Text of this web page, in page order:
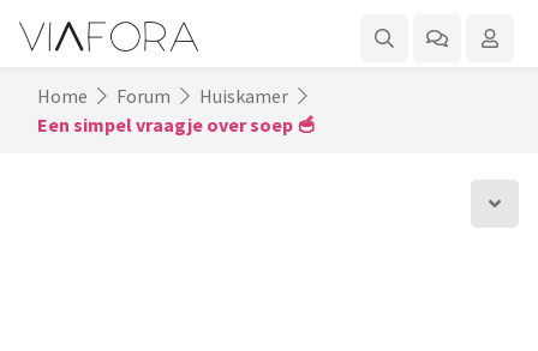
Home Forum
Huiskamer
Een simpel vraagje over soep 🥣